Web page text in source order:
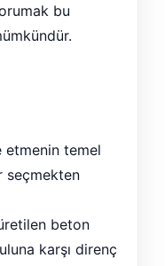
bu
etmenin temel
seçmekten
beton
karşı direnç